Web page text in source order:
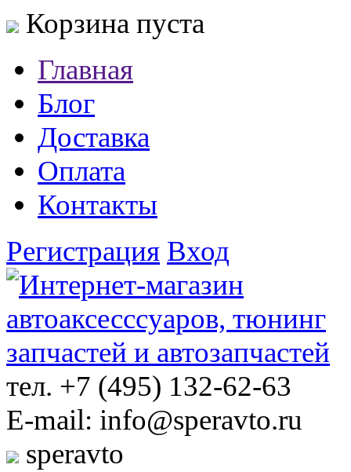
Корзина пуста
Главная
Блог
Доставка
Оплата
Контакты
Регистрация Вход
тел. +7 (495) 132-62-63
E-mail: info@speravto.ru
speravto